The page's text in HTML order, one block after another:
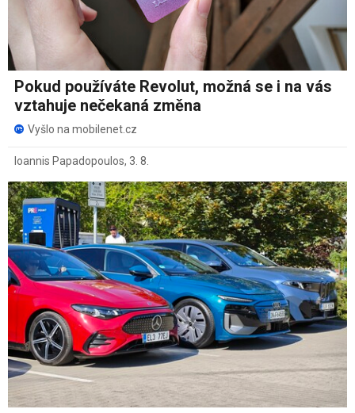
Pokud používáte Revolut, možná se i na vás
vztahuje nečekaná změna
Vyšlo na mobilenet.cz
Ioannis Papadopoulos, 3. 8.